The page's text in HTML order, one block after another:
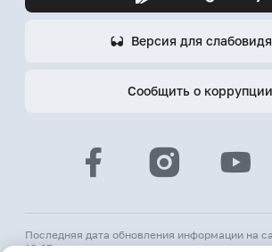
Версия для
Сообщить о коррупции
Последняя дата обновления информации на
18:05